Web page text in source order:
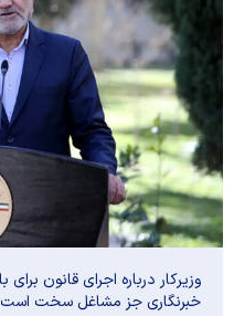
وزیرکار درباره اجرای قانون
خبرنگاری جز مشاغل سخت است